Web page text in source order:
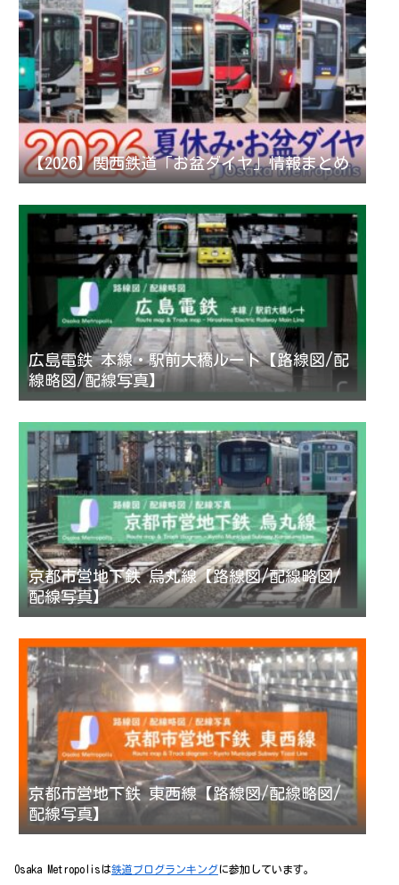
【2026】関西鉄道「お盆ダイヤ」情報まとめ
広島電鉄 本線・駅前大橋ルート【路線図/配
線略図/配線写真】
京都市営地下鉄 烏丸線【路線図/配線略図/
配線写真】
京都市営地下鉄 東西線【路線図/配線略図/
配線写真】
Osaka Metropolisは鉄道ブログランキングに参加しています。